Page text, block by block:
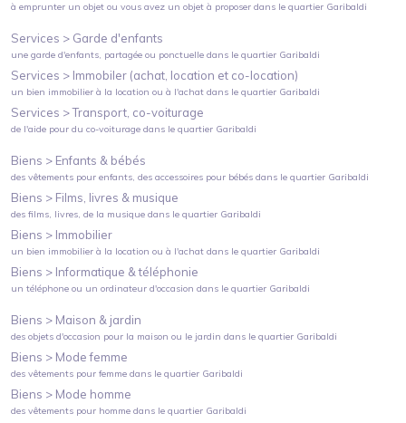
à emprunter un objet ou vous avez un objet à proposer dans le quartier Garibaldi
Services > Garde d'enfants
une garde d'enfants, partagée ou ponctuelle dans le quartier Garibaldi
Services > Immobiler (achat, location et co-location)
un bien immobilier à la location ou à l'achat dans le quartier Garibaldi
Services >Transport, co-voiturage
de l'aide pour du co-voiturage dans le quartier Garibaldi
Biens > Enfants & bébés
des vêtements pour enfants, des accessoires pour bébés dans le quartier Garibaldi
Biens > Films, livres & musique
des films, livres, de la musique dans le quartier Garibaldi
Biens > Immobilier
un bien immobilier à la location ou à l'achat dans le quartier Garibaldi
Biens > Informatique & téléphonie
un téléphone ou un ordinateur d'occasion dans le quartier Garibaldi
Biens > Maison & jardin
des objets d'occasion pour la maison ou le jardin dans le quartier Garibaldi
Biens > Mode femme
des vêtements pour femme dans le quartier Garibaldi
Biens > Mode homme
des vêtements pour homme dans le quartier Garibaldi